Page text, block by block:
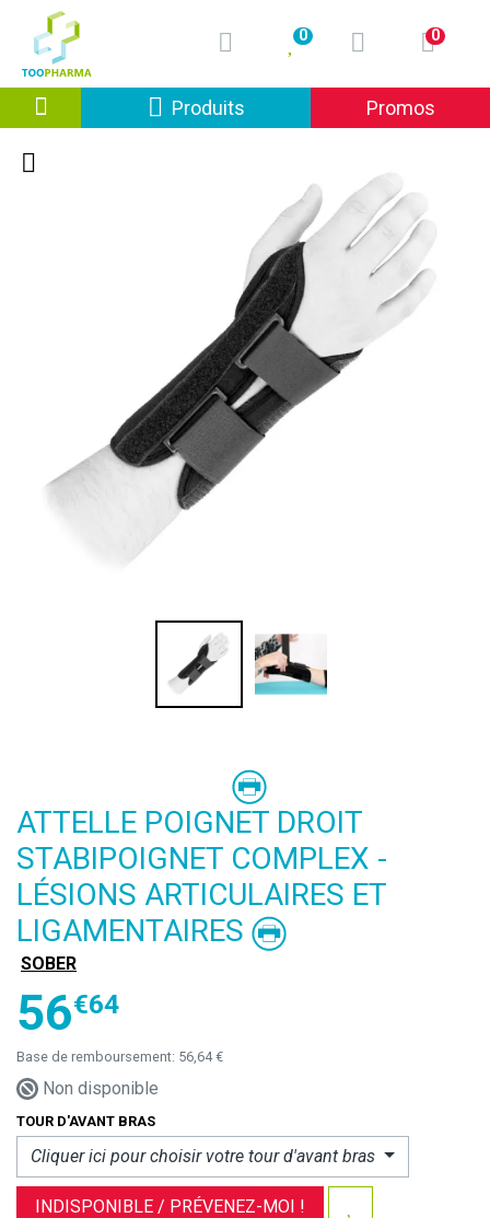
0 0
ProduitsAfficher la navigation
Promos
ATTELLE POIGNET DROIT
STABIPOIGNET COMPLEX -
LÉSIONS ARTICULAIRES ET
LIGAMENTAIRES
SOBER
56€64
Base de remboursement: 56,64 €
Non disponible
TOUR D'AVANT BRAS
Cliquer ici pour choisir votre tour d'avant bras
INDISPONIBLE / PRÉVENEZ-MOI !